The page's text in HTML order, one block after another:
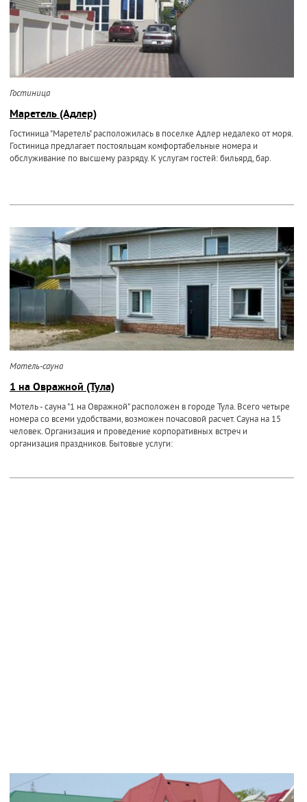
Гостиница
Маретель (Адлер)
Гостиница "Маретель" расположилась в поселке Адлер недалеко от моря.
Гостиница предлагает постояльцам комфортабельные номера и
обслуживание по высшему разряду. К услугам гостей: бильярд, бар.
Мотель-сауна
1 на Овражной (Тула)
Мотель - сауна "1 на Овражной" расположен в городе Тула. Всего четыре
номера со всеми удобствами, возможен почасовой расчет. Сауна на 15
человек. Организация и проведение корпоративных встреч и
организация праздников. Бытовые услуги: